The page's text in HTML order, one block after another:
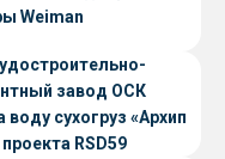
Weiman
завод ОСК
воду сухогруз «Архип
RSD59